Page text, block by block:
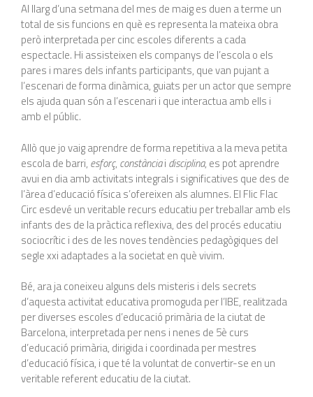
Al llarg d’una setmana del mes de maig es duen a terme un
total de sis funcions en què es representa la mateixa obra
però interpretada per cinc escoles diferents a cada
espectacle. Hi assisteixen els companys de l’escola o els
pares i mares dels infants participants, que van pujant a
l’escenari de forma dinàmica, guiats per un actor que sempre
els ajuda quan són a l’escenari i que interactua amb ells i
amb el públic.
Allò que jo vaig aprendre de forma repetitiva a la meva petita
escola de barri, esforç, constànciai disciplina, es pot aprendre
avui en dia amb activitats integrals i significatives que des de
l’àrea d’educació física s’ofereixen als alumnes. El Flic Flac
Circ esdevé un veritable recurs educatiu per treballar amb els
infants des de la pràctica reflexiva, des del procés educatiu
sociocrític i des de les noves tendències pedagògiques del
segle xxi adaptades a la societat en què vivim.
Bé, ara ja coneixeu alguns dels misteris i dels secrets
d’aquesta activitat educativa promoguda per l’IBE, realitzada
per diverses escoles d’educació primària de la ciutat de
Barcelona, interpretada per nens i nenes de 5è curs
d’educació primària, dirigida i coordinada per mestres
d’educació física, i que té la voluntat de convertir-se en un
veritable referent educatiu de la ciutat.